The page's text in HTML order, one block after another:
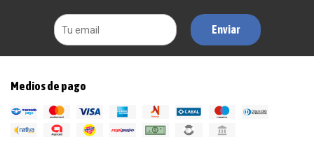
Enviar
Medios de pago